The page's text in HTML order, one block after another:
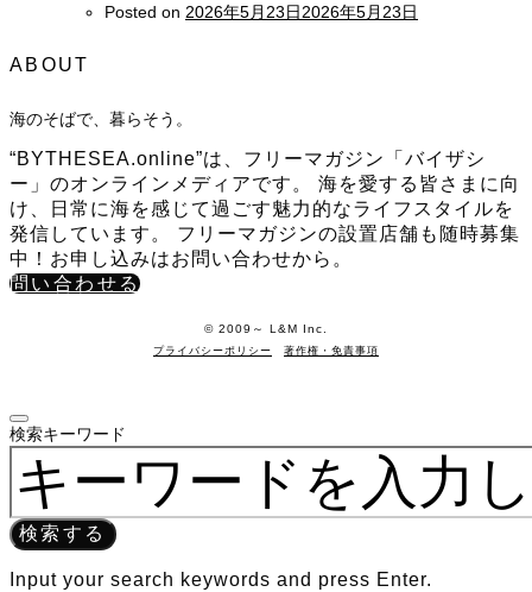
Posted on 2026年5月23日2026年5月23日
ABOUT
海のそばで、暮らそう。
“BYTHESEA.online”は、フリーマガジン「バイザシ
ー」のオンラインメディアです。 海を愛する皆さまに向
け、日常に海を感じて過ごす魅力的なライフスタイルを
発信しています。 フリーマガジンの設置店舗も随時募集
中！お申し込みはお問い合わせから。
問い合わせる
©️ 2009～ L&M Inc.
プライバシーポリシー 著作権・免責事項
検索キーワード
検索する
Input your search keywords and press Enter.